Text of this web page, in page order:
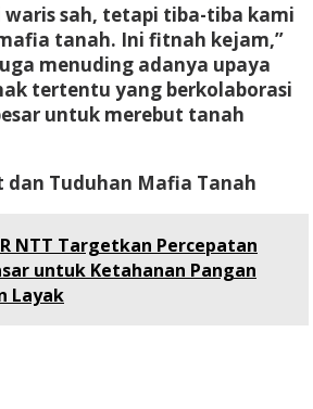
waris sah, tetapi tiba-tiba kami
tanah. Ini fitnah kejam,”
menuding adanya upaya
tertentu yang berkolaborasi
untuk merebut tanah
dan Tuduhan Mafia Tanah
NTT Targetkan Percepatan
untuk Ketahanan Pangan
Layak